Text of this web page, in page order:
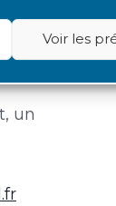
Voir les
un